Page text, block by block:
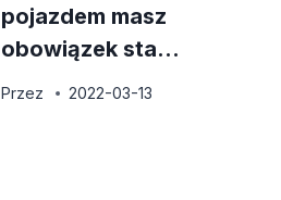
pojazdem masz
obowiązek sta…
Przez 2022-03-13